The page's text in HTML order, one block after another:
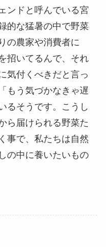
ンドと呼んでいる宮
的な猛暑の中で野菜
の農家や消費者に
招いてるんで、それ
気付くべきだと言っ
もう気づかなきゃ遅
るそうです。こうし
ら届けられる野菜た
事で、私たちは自然
の中に養いたいもの